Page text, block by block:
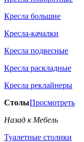
Кресла большие
Кресла-качалки
Кресла подвесные
Кресла раскладные
Кресла реклайнеры
СтолыПросмотреть
Назад к Мебель
Туалетные столики